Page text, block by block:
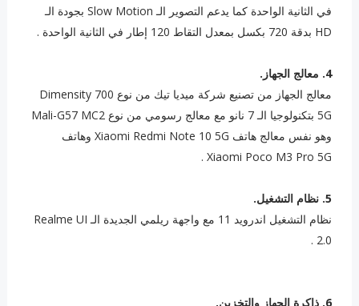
في الثانية الواحدة كما يدعم التصوير الـ Slow Motion بجودة الـ
HD بدقة 720 بكسل بمعدل التقاط 120 إطار في الثانية الواحدة .
4. ‏معالج الجهاز.
معالج الجهاز من تصنيع شركة ميديا تيك من نوع Dimensity 700
5G بتكنولوجيا الـ 7 نانو مع معالج رسومي من نوع Mali-G57 MC2
وهو نفس معالج هاتف Xiaomi Redmi Note 10 5G وهاتف
Xiaomi Poco M3 Pro 5G .
5. ‏نظام التشغيل.
نظام التشغيل اندرويد 11 مع واجهة ريلمي الجديدة الـ Realme UI
2.0 .
6. ‏ذاكرة الجهاز والتخزين.